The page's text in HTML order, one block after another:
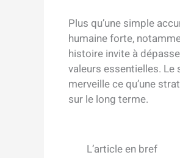
Plus qu’une simple
humaine forte,
histoire invite à
valeurs essentielles.
merveille ce qu’une
sur le long terme.
L’article en bref